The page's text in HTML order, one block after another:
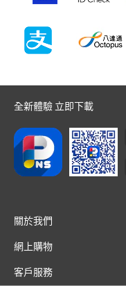
全新體驗 立即下載
關於我們
網上購物
客戶服務